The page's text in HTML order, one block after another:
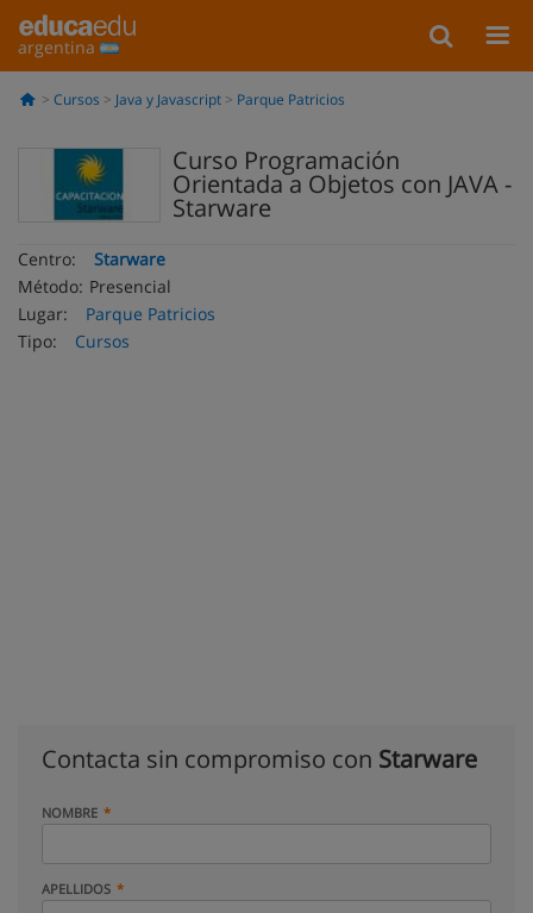
argentina
Cursos Java y Javascript Parque Patricios
Curso Programación
Orientada a Objetos con JAVA -
Starware
Centro:
Starware
Método: Presencial
Lugar:
Parque Patricios
Tipo:
Cursos
Contacta sin compromiso con Starware
NOMBRE
APELLIDOS